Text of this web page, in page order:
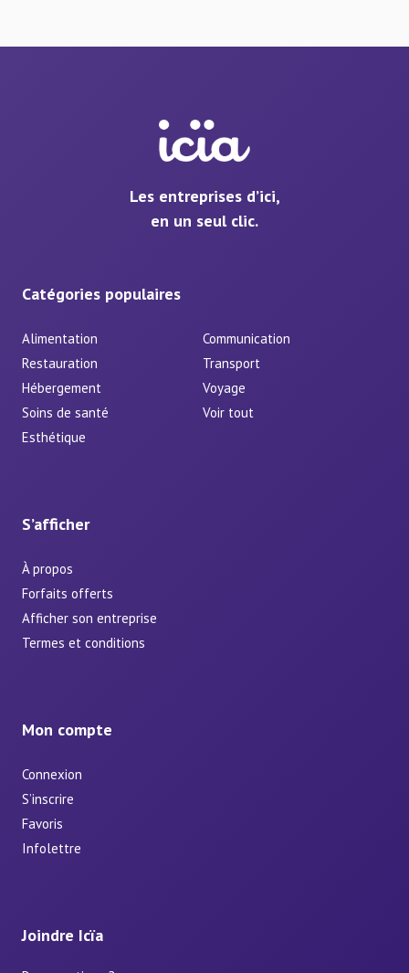
Les entreprises d’ici,
en un seul clic.
Catégories populaires
Alimentation
Communication
Restauration
Transport
Hébergement
Voyage
Soins de santé
Voir tout
Esthétique
S’afficher
À propos
Forfaits offerts
Afficher son entreprise
Termes et conditions
Mon compte
Connexion
S’inscrire
Favoris
Infolettre
Joindre Icïa